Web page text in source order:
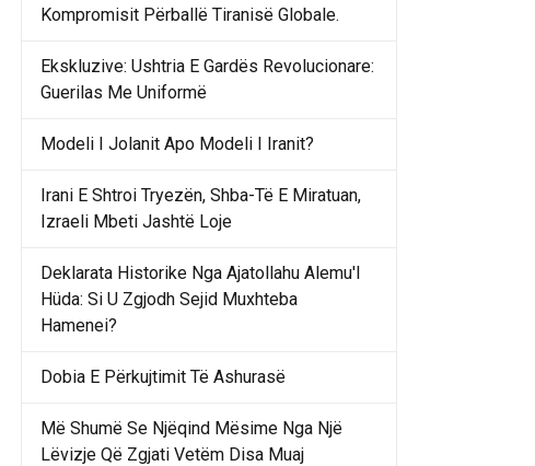
Kompromisit Përballë Tiranisë Globale.
Ekskluzive: Ushtria E Gardës Revolucionare:
Guerilas Me Uniformë
Modeli I Jolanit Apo Modeli I Iranit?
Irani E Shtroi Tryezën, Shba-Të E Miratuan,
Izraeli Mbeti Jashtë Loje
Deklarata Historike Nga Ajatollahu Alemu'l
Hüda: Si U Zgjodh Sejid Muxhteba
Hamenei?
Dobia E Përkujtimit Të Ashurasë
Më Shumë Se Njëqind Mësime Nga Një
Lëvizje Që Zgjati Vetëm Disa Muaj